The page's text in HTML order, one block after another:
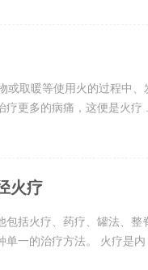
或取暖等使用火的过程中
更多的病痛，这便是火疗 ...
火疗
包括火疗、药疗、罐法、整
一的治疗方法。 火疗是内